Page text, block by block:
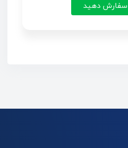
سفارش دهید